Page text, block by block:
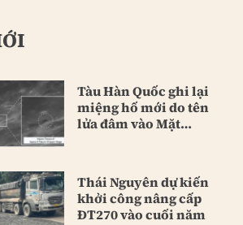
Tàu Hàn Quốc ghi lại
miệng hố mới do tên
lửa đâm vào Mặt
Thái Nguyên dự kiến
khởi công nâng cấp
ĐT270 vào cuối năm